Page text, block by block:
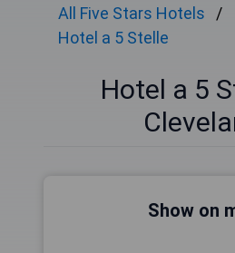
All Five Stars Hotels
Hotel a 5 Stelle
Hotel a 5
Show on